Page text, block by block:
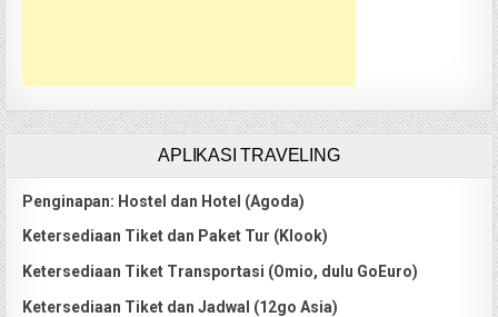
APLIKASI TRAVELING
Penginapan: Hostel dan Hotel (Agoda)
Ketersediaan Tiket dan Paket Tur (Klook)
Ketersediaan Tiket Transportasi (Omio, dulu GoEuro)
Ketersediaan Tiket dan Jadwal (12go Asia)